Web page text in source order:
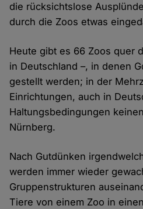
die rücksichtslose
durch die Zoos etwas
Heute gibt es 66 Zoos quer
in Deutschland –, in denen
gestellt werden; in der
Einrichtungen, auch in
Haltungsbedingungen
Nürnberg.
Nach Gutdünken
werden immer wieder
Gruppenstrukturen
Tiere von einem Zoo in